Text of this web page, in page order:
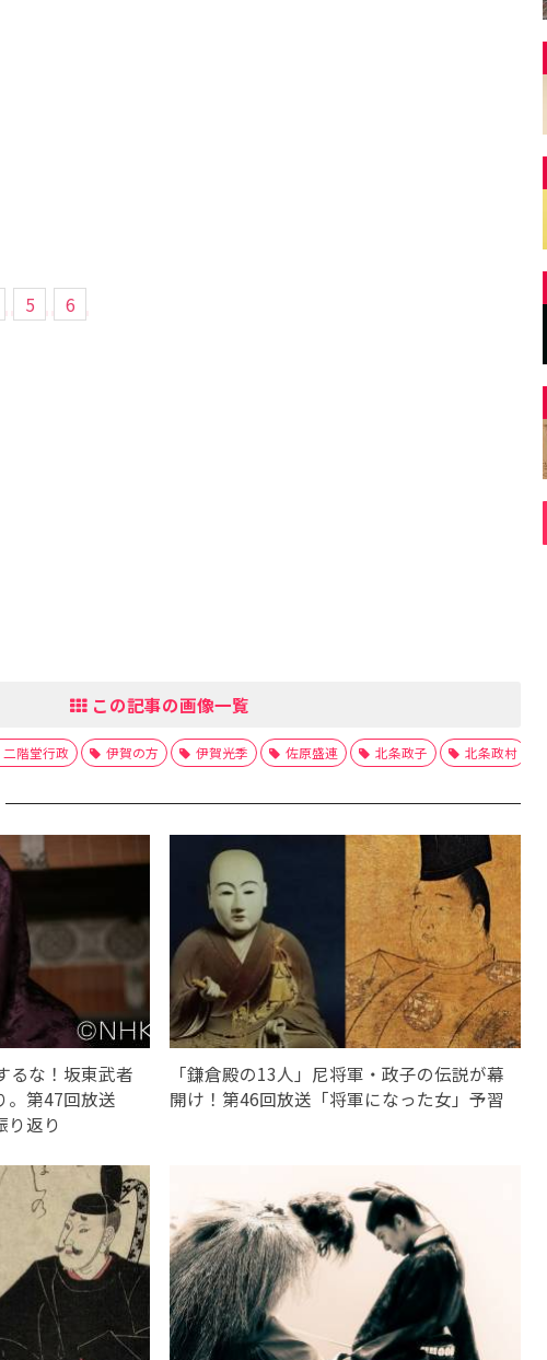
5 6
この記事の画像一覧
二階堂行政 伊賀の方 伊賀光季 佐原盛連 北条政子 北条政村
るな！坂東武者
。第47回放送
り返り
「鎌倉殿の13人」尼将軍・政子の伝説が幕
開け！第46回放送「将軍になった女」予習